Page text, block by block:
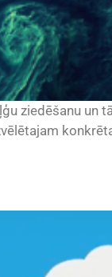
ziedēšanu un